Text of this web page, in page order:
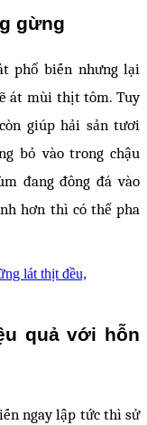
gừng
phổ biến nhưng lại
át mùi thịt tôm. Tuy
giúp hải sản tươi
bỏ vào trong chậu
đang đông đá vào
hơn thì có thể pha
lát thịt đều,
quả với hỗn
ngay lập tức thì sử